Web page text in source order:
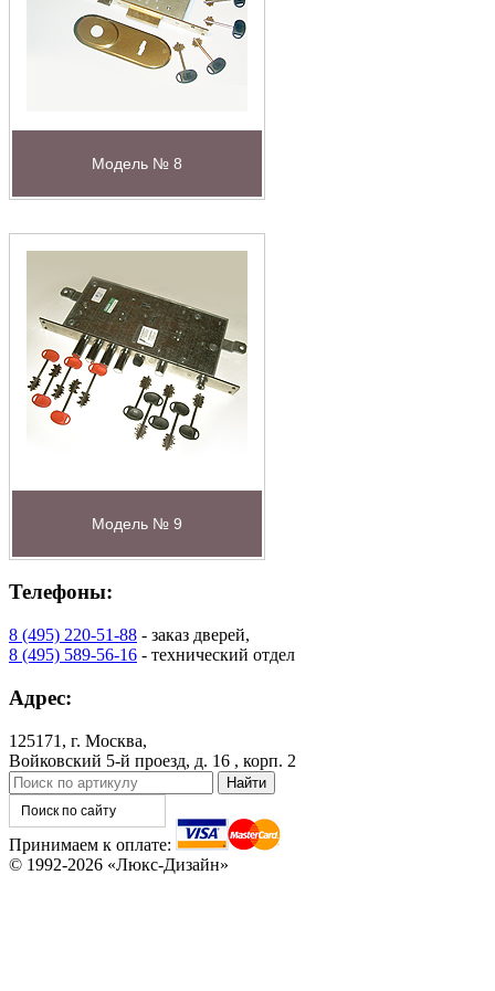
Модель № 8
Модель № 9
Телефоны:
8 (495) 220-51-88 - заказ дверей,
8 (495) 589-56-16 - технический отдел
Адрес:
125171, г. Москва,
Войковский 5-й проезд, д. 16 , корп. 2
Принимаем к оплате:
© 1992-2026 «Люкс-Дизайн»